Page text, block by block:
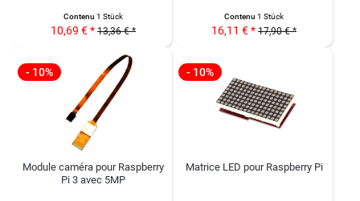
Contenu 1 Stück
10,69 € * 13,36 € *
Contenu 1 Stück
16,11 € * 17,90 € *
- 10%
Module caméra pour Raspberry
Pi 3 avec 5MP
- 10%
Matrice LED pour Raspberry Pi